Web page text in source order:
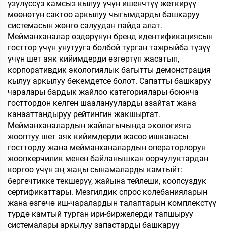
үзүлүссүз камсыз кылуу үчүн ишенчтүү жеткирүү
мөөнөтүн сактоо аркылуу чыгымдарды башкаруу
системасын жөнгө салуудан пайда алат.
Мейманханалар өздөрүнүн бренд идентификациясын
госттор үчүн унутууга болбой турган тажрыйба түзүү
үчүн шет аяк кийимдерди өзгөртүп жасатып,
корпоративдик экологиялык багытты демонстрация
кылуу аркылуу бекемдетсе болот. Сапатты башкаруу
чаралары бардык жайлоо категориялары боюнча
госттордон келген шааланууларды азайтат жана
канааттандыруу рейтингин жакшыртат.
Мейманханалардын жайлагычында экологияга
жооптуу шет аяк кийимдерди жасоо ишканасы
гостторду жана мейманханалардын операторлорун
жоопкерчилик менен байланышкан оорчулуктардан
коргоо үчүн эң жаңы сынамаларды камтыйт:
бергечтикке текшерүү, жайына тейлеши, коопсуздук
сертификаттары. Мезгилдик спрос колебанияларын
жана өзгөчө иш-чаралардын талаптарын комплекстүү
түрдө камтый турган ири-биржелерди тапшыруу
системалары аркылуу запастарды башкаруу